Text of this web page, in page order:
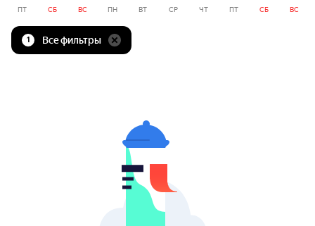
ПТ СБ ВС ПН ВТ СР ЧТ ПТ СБ ВС
1 Все фильтры